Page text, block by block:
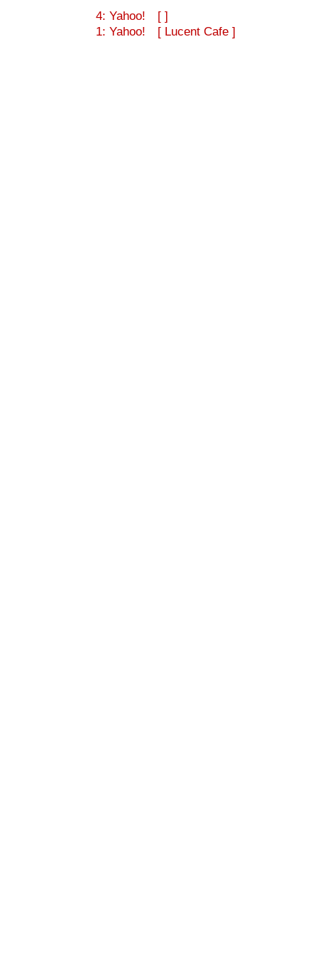
4: Yahoo! [ ]
1: Yahoo! [ Lucent Cafe ]